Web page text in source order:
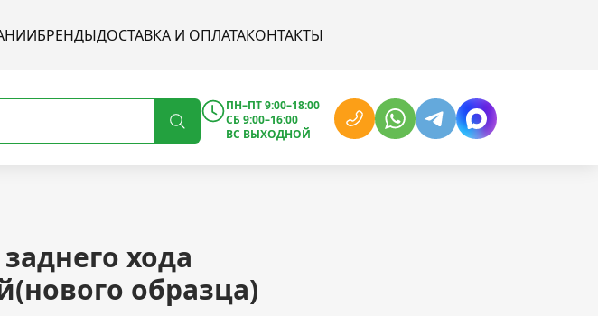
БРЕНДЫДОСТАВКА И ОПЛАТАКОНТАКТЫ
ПН–ПТ 9:00–18:00
СБ 9:00–16:00
ВС ВЫХОДНОЙ
хода
образца)